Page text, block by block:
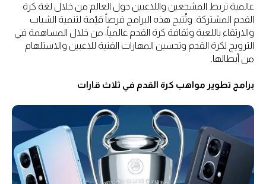
عالمية تربط المشجعين واللاعبين حول العالم من خلال لغة كرة
القدم المشتركة. وتُتيح هذه البرامج فرصاً قيّمة لتنمية الشباب
والارتقاء باللعبة وثقافة كرة القدم عالمياً، من خلال المساهمة في
الترويج لكرة القدم وتحسين المهارات الفنية للاعبين والاستلهام
من أبطالها.
برامج تطوير مواهب كرة القدم في ثلاث قارات